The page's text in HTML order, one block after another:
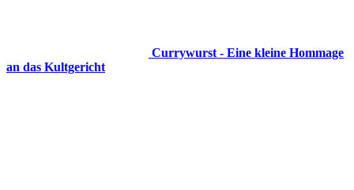
Currywurst - Eine kleine Hommage
an das Kultgericht